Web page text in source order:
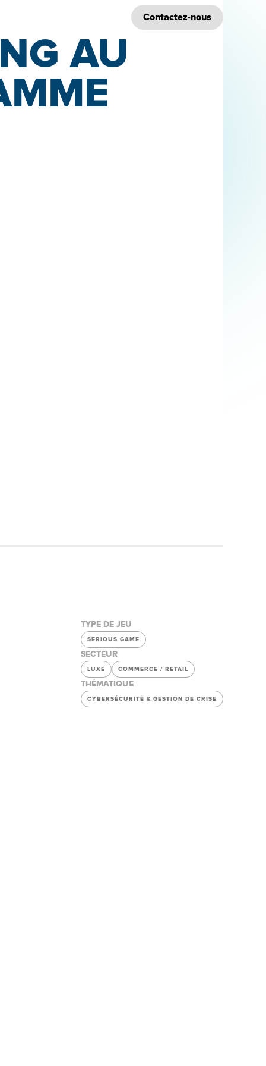
Contactez-nous
AU
TYPE DE JEU
SERIOUS GAME
SECTEUR
LUXE COMMERCE / RETAIL
THÉMATIQUE
CYBERSÉCURITÉ & GESTION DE CRISE